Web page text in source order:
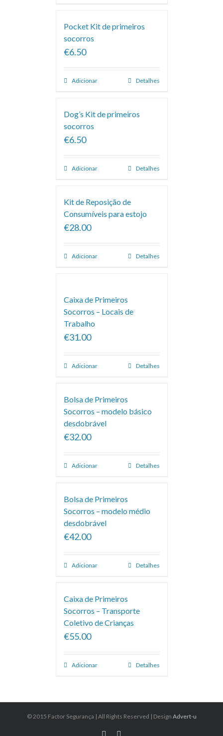
Pocket Kit de primeiros
socorros
€6.50
Adicionar Detalhes
Dog’s Kit de primeiros
socorros
€6.50
Adicionar Detalhes
Kit de Reposição de
Consumíveis para estojo
€28.00
Adicionar Detalhes
Caixa de Primeiros
Socorros – Locais de
Trabalho
€31.00
Adicionar Detalhes
Bolsa de Primeiros
Socorros – modelo básico
desdobrável
€32.00
Adicionar Detalhes
Bolsa de Primeiros
Socorros – modelo médio
desdobrável
€42.00
Adicionar Detalhes
Caixa de Primeiros
Socorros – Transporte
Coletivo de Crianças
€55.00
Adicionar Detalhes
© 2015 Factor Segurança | All Rights Reserved | Design Advert-u